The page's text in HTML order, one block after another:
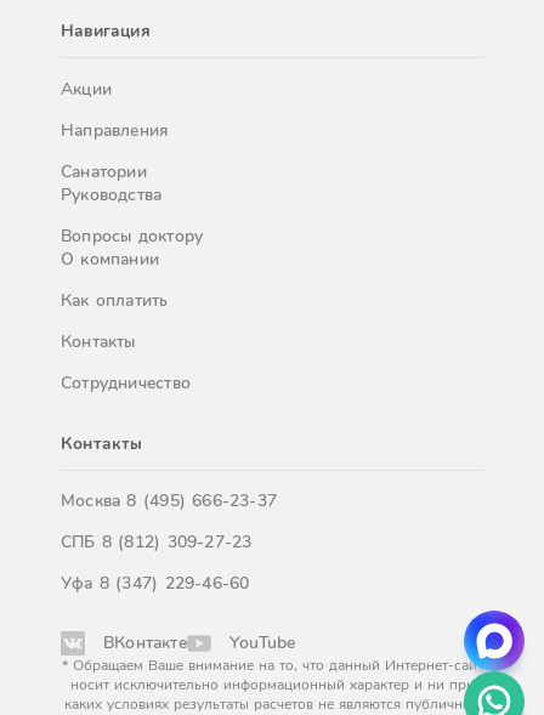
Навигация
Акции
Направления
Санатории
Руководства
Вопросы доктору
О компании
Как оплатить
Контакты
Сотрудничество
Контакты
Москва8 (495) 666-23-37
СПБ 8 (812) 309-27-23
Уфа 8 (347) 229-46-60
ВКонтакте YouTube
* Обращаем Ваше внимание на то, что данный Интернет-сайт
носит исключительно информационный характер и ни при
каких условиях результаты расчетов не являются публичной